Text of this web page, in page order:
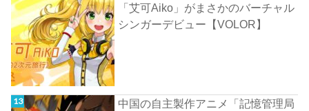
「艾可Aiko」がまさかのバーチャル
シンガーデビュー【VOLOR】
中国の自主製作アニメ「記憶管理局